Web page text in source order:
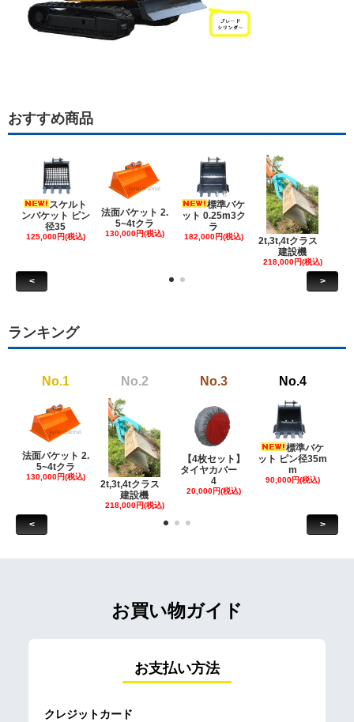
おすすめ商品
スケルト
ンバケット ピン
径35
125,000円(税込)
法面バケット 2.
5~4tクラ
130,000円(税込)
標準バケ
ット 0.25m3ク
ラ
182,000円(税込)
2t,3t,4tクラス
建設機
218,000円(税込)
< >
ランキング
No.1
法面バケット 2.
5~4tクラ
130,000円(税込)
No.2
2t,3t,4tクラス
建設機
218,000円(税込)
No.3
【4枚セット】
タイヤカバー
4
20,000円(税込)
No.4
標準バケ
ット ピン径35m
m
90,000円(税込)
< >
お買い物ガイド
お支払い方法
クレジットカード